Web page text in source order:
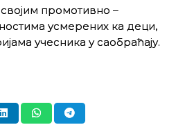
промотивно –
усмерених ка деци,
учесника у саобраћају.